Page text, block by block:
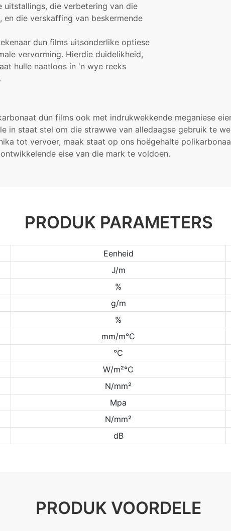
uitstallings, die verbetering van die
die verskaffing van beskermende
dun films uitsonderlike optiese
vervorming. Hierdie duidelikheid,
hulle naatloos in 'n wye reeks
dun films ook met indrukwekkende meganiese
in staat stel om die strawwe van alledaagse gebruik te
tot vervoer, maak staat op ons hoëgehalte
eise van die mark te voldoen.
PRODUK PARAMETERS
Eenheid
J/m
%
g/m
%
mm/m℃
℃
W/m²℃
N/mm²
Mpa
N/mm²
dB
PRODUK VOORDELE